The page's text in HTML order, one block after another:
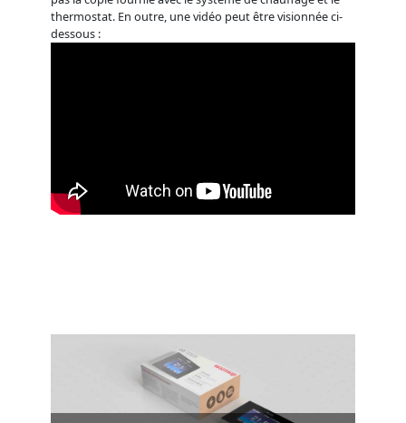
thermostat. En outre, une vidéo peut être visionnée ci-
dessous :